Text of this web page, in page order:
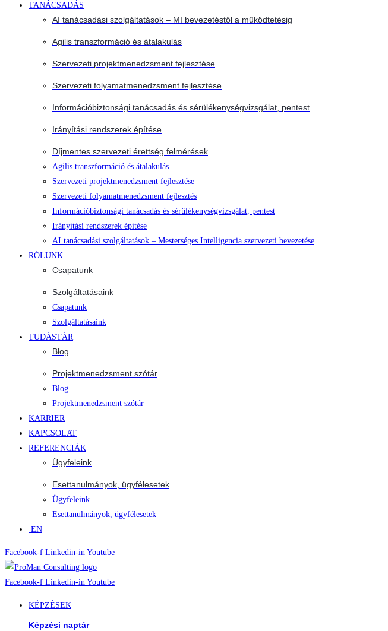
TANÁCSADÁS
AI tanácsadási szolgáltatások – MI bevezetéstől a működtetésig
Agilis transzformáció és átalakulás
Szervezeti projektmenedzsment fejlesztése
Szervezeti folyamatmenedzsment fejlesztése
Információbiztonsági tanácsadás és sérülékenységvizsgálat, pentest
Irányítási rendszerek építése
Díjmentes szervezeti érettség felmérések
Agilis transzformáció és átalakulás
Szervezeti projektmenedzsment fejlesztése
Szervezeti folyamatmenedzsment fejlesztés
Információbiztonsági tanácsadás és sérülékenységvizsgálat, pentest
Irányítási rendszerek építése
AI tanácsadási szolgáltatások – Mesterséges Intelligencia szervezeti bevezetése
RÓLUNK
Csapatunk
Szolgáltatásaink
Csapatunk
Szolgáltatásaink
TUDÁSTÁR
Blog
Projektmenedzsment szótár
Blog
Projektmenedzsment szótár
KARRIER
KAPCSOLAT
REFERENCIÁK
Ügyfeleink
Esettanulmányok, ügyfélesetek
Ügyfeleink
Esettanulmányok, ügyfélesetek
EN
Facebook-f Linkedin-in Youtube
Facebook-f Linkedin-in Youtube
KÉPZÉSEK
Képzési naptár